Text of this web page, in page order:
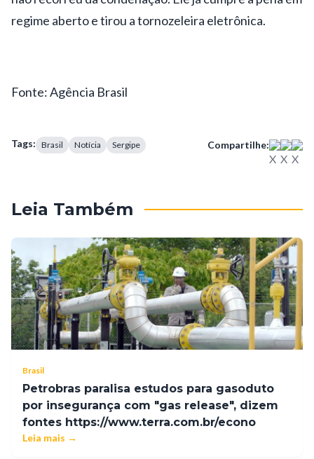
regime aberto e tirou a tornozeleira eletrônica.
Fonte: Agência Brasil
Tags: Brasil Notícia Sergipe Compartilhe:
Leia Também
Brasil
Petrobras paralisa estudos para gasoduto
por insegurança com "gas release", dizem
fontes https://www.terra.com.br/econo
Leia mais →